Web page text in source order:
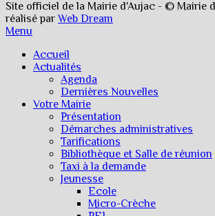
Site officiel de la Mairie d'Aujac - © Mairie
réalisé parWeb Dream
Menu
Accueil
Actualités
Agenda
Dernières Nouvelles
Votre Mairie
Présentation
Démarches administratives
Tarifications
Bibliothèque et Salle de réunion
Taxi à la demande
Jeunesse
Ecole
Micro-Crèche